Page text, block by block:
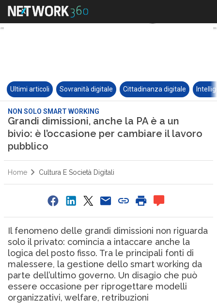
Ultimi articoli Sovranità digitale Cittadinanza digitale
NON SOLO SMART WORKING
Grandi dimissioni, anche la PA è a un
bivio: è l’occasione per cambiare il lavoro
pubblico
Home Cultura E Società Digitali
Il fenomeno delle grandi dimissioni non riguarda
solo il privato: comincia a intaccare anche la
logica del posto fisso. Tra le principali fonti di
malessere, la gestione dello smart working da
parte dell’ultimo governo. Un disagio che può
essere occasione per riprogettare modelli
organizzativi, welfare, retribuzioni